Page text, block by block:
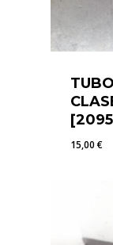
15,00€